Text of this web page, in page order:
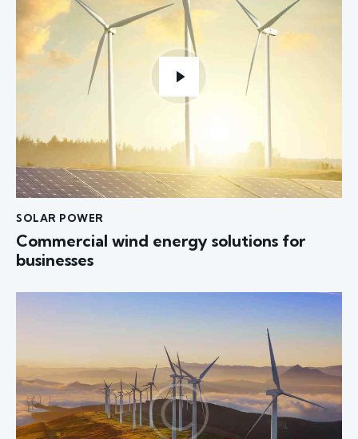
SOLAR POWER
Commercial wind energy solutions for
businesses